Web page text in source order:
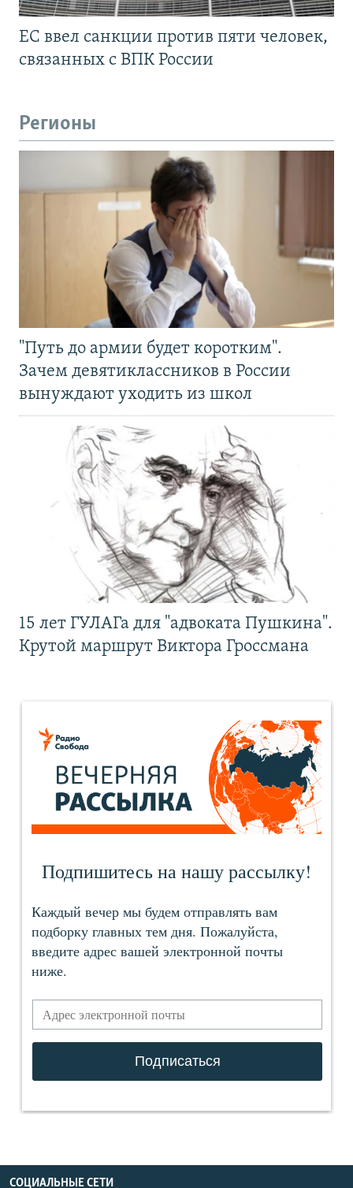
ЕС ввел санкции против пяти человек,
связанных с ВПК России
Регионы
"Путь до армии будет коротким".
Зачем девятиклассников в России
вынуждают уходить из школ
15 лет ГУЛАГа для "адвоката Пушкина".
Крутой маршрут Виктора Гроссмана
СОЦИАЛЬНЫЕ СЕТИ